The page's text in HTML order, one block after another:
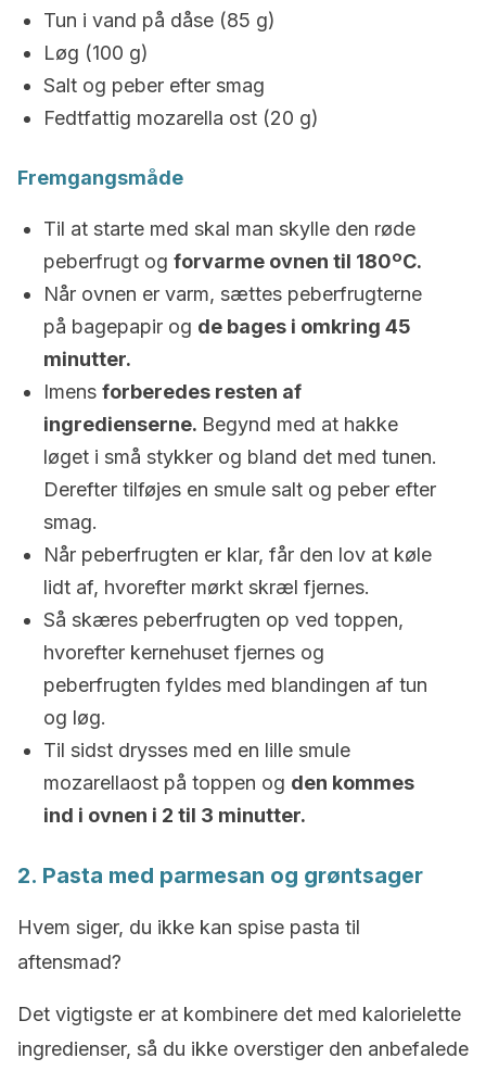
Tun i vand på dåse (85 g)
Løg (100 g)
Salt og peber efter smag
Fedtfattig mozarella ost (20 g)
Fremgangsmåde
Til at starte med skal man skylle den røde
peberfrugt og forvarme ovnen til 180ºC.
Når ovnen er varm, sættes peberfrugterne
på bagepapir og de bages i omkring 45
minutter.
Imens forberedes resten af
ingredienserne. Begynd med at hakke
løget i små stykker og bland det med tunen.
Derefter tilføjes en smule salt og peber efter
smag.
Når peberfrugten er klar, får den lov at køle
lidt af, hvorefter mørkt skræl fjernes.
Så skæres peberfrugten op ved toppen,
hvorefter kernehuset fjernes og
peberfrugten fyldes med blandingen af tun
og løg.
Til sidst drysses med en lille smule
mozarellaost på toppen og den kommes
ind i ovnen i 2 til 3 minutter.
2. Pasta med parmesan og grøntsager
Hvem siger, du ikke kan spise pasta til
aftensmad?
Det vigtigste er at kombinere det med kalorielette
ingredienser, så du ikke overstiger den anbefalede